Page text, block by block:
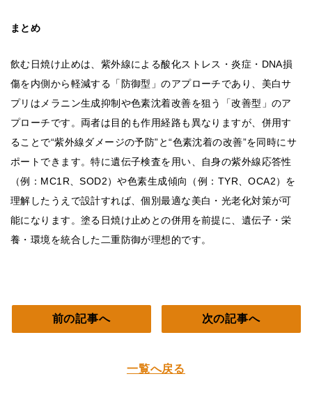
まとめ
飲む日焼け止めは、紫外線による酸化ストレス・炎症・DNA損
傷を内側から軽減する「防御型」のアプローチであり、美白サ
プリはメラニン生成抑制や色素沈着改善を狙う「改善型」のア
プローチです。両者は目的も作用経路も異なりますが、併用す
ることで“紫外線ダメージの予防”と“色素沈着の改善”を同時にサ
ポートできます。特に遺伝子検査を用い、自身の紫外線応答性
（例：MC1R、SOD2）や色素生成傾向（例：TYR、OCA2）を
理解したうえで設計すれば、個別最適な美白・光老化対策が可
能になります。塗る日焼け止めとの併用を前提に、遺伝子・栄
養・環境を統合した二重防御が理想的です。
前の記事へ
一覧へ戻る
次の記事へ